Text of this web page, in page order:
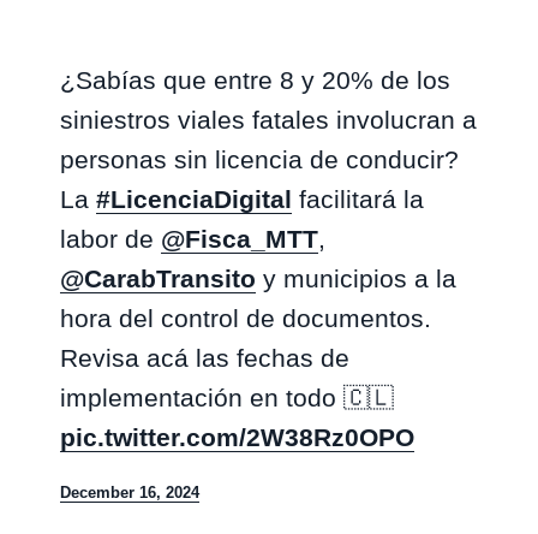
¿Sabías que entre 8 y 20% de los
siniestros viales fatales involucran a
personas sin licencia de conducir?
La #LicenciaDigital facilitará la
labor de @Fisca_MTT,
@CarabTransito y municipios a la
hora del control de documentos.
Revisa acá las fechas de
implementación en todo 🇨🇱
pic.twitter.com/2W38Rz0OPO
December 16, 2024